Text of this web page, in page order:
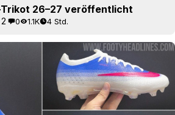
26–27 veröffentlicht
0 1.1K 4 Std.